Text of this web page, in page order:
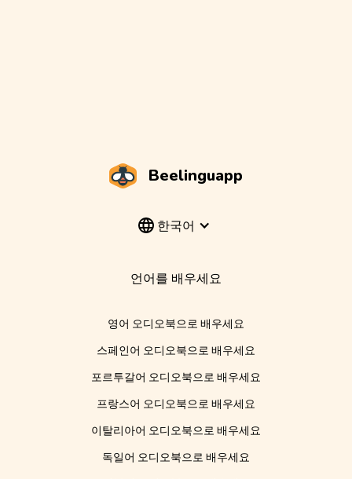
Beelinguapp
한국어
언어를 배우세요
영어 오디오북으로 배우세요
스페인어 오디오북으로 배우세요
포르투갈어 오디오북으로 배우세요
프랑스어 오디오북으로 배우세요
이탈리아어 오디오북으로 배우세요
독일어 오디오북으로 배우세요